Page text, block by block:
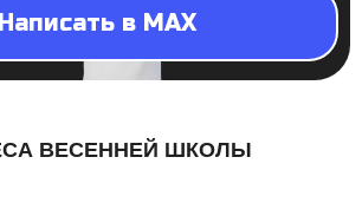
Написать в MAX
ВЕСЕННЕЙ ШКОЛЫ